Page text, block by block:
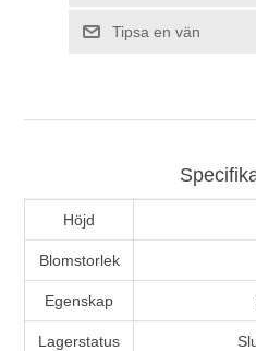
Tipsa en vän
Höjd
Blomstorlek
Egenskap
Lagerstatus